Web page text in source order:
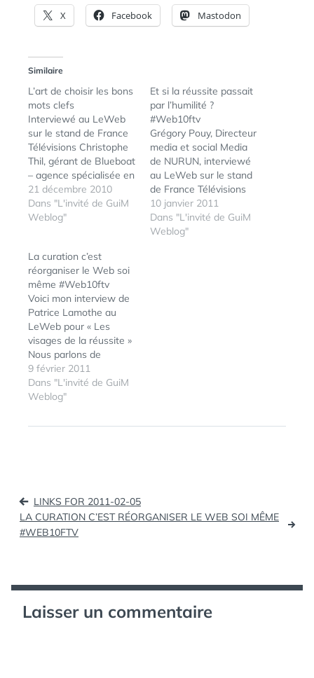
X Facebook Mastodon
Similaire
L’art de choisir les bons
mots clefs
Interviewé au LeWeb
sur le stand de France
Télévisions Christophe
Thil, gérant de Blueboat
– agence spécialisée en
eRéputation- affirme
qu' à trop vouloir utiliser
des mots trop
clients !
21 décembre 2010
Dans "L'invité de GuiM
Weblog"
Et si la réussite passait
par l’humilité ?
#Web10ftv
Grégory Pouy, Directeur
media et social Media
de NURUN, interviewé
au LeWeb sur le stand
de France Télévisions
pour le dossier « Les
visages de la réussite :
Il faut savoir rebondir
10 janvier 2011
Dans "L'invité de GuiM
Weblog"
La curation c’est
réorganiser le Web soi
même #Web10ftv
Voici mon interview de
Patrice Lamothe au
LeWeb pour « Les
visages de la réussite »
Nous parlons de
curation mais aussi de
réussite en s'appuyant
sur l'exemple de
9 février 2011
Dans "L'invité de GuiM
Weblog"
Navigation
de
l’article
LINKS FOR 2011-02-05
LA CURATION C’EST RÉORGANISER LE WEB SOI MÊME
#WEB10FTV
Laisser un commentaire